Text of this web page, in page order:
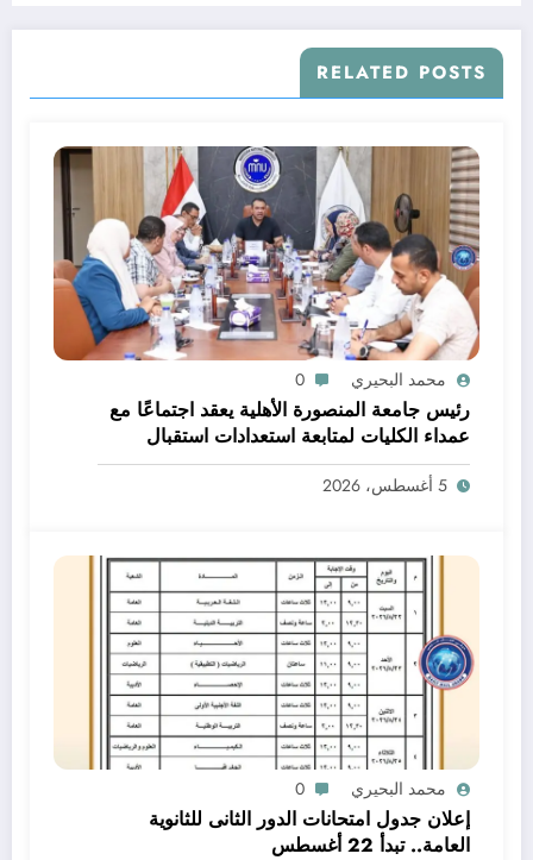
RELATED POSTS
محمد البحيري 0
رئيس جامعة المنصورة الأهلية يعقد اجتماعًا مع
عمداء الكليات لمتابعة استعدادات استقبال
الطلاب الجدد والوقوف على جاهزية خدمات
القبول
5 أغسطس، 2026
محمد البحيري 0
إعلان جدول امتحانات الدور الثانى للثانوية
العامة.. تبدأ 22 أغسطس